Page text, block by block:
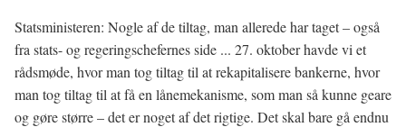
Statsministeren: Nogle af de tiltag, man allerede har taget – også
fra stats- og regeringschefernes side ... 27. oktober havde vi et
rådsmøde, hvor man tog tiltag til at rekapitalisere bankerne, hvor
man tog tiltag til at få en lånemekanisme, som man så kunne geare
og gøre større – det er noget af det rigtige. Det skal bare gå endnu